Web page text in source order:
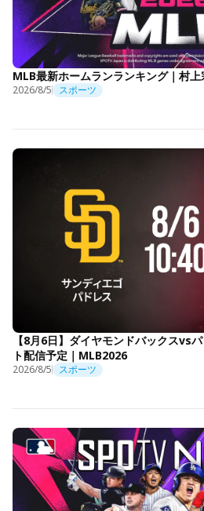
MLB最新ホームランランキング｜村上
2026/8/5 スポーツ
【8月6日】ダイヤモンドバックスvs
ト配信予定｜MLB2026
2026/8/5 スポーツ